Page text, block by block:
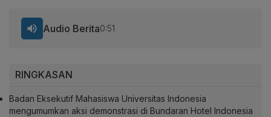
RINGKASAN
Badan Eksekutif Mahasiswa Universitas Indonesia
mengumumkan aksi demonstrasi di Bundaran Hotel Indonesia
Audio Berita0:51